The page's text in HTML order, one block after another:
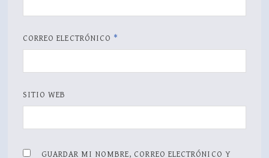
CORREO ELECTRÓNICO *
SITIO WEB
GUARDAR MI NOMBRE, CORREO ELECTRÓNICO Y